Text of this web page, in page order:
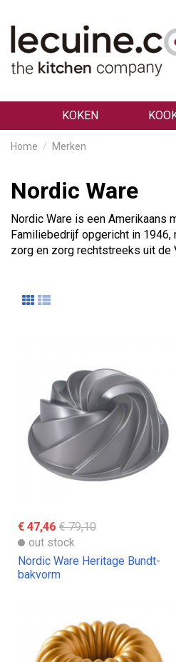
KOKEN
Home Merken
Nordic Ware
Nordic Ware is een Amerikaans
Familiebedrijf opgericht in 1946,
zorg en zorg rechtstreeks uit de
€ 47,46 € 79,10
out stock
Nordic Ware Heritage Bundt-
bakvorm